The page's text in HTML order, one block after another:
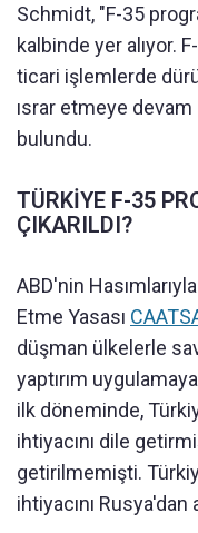
Schmidt, "F-35
kalbinde yer alıyor.
ticari işlemlerde
ısrar etmeye devam
bulundu.
TÜRKİYE F-35
ÇIKARILDI?
ABD'nin
Etme Yasası
düşman ülkelerle
yaptırım
ilk döneminde,
ihtiyacını dile
getirilmemişti.
ihtiyacını Rusya'dan